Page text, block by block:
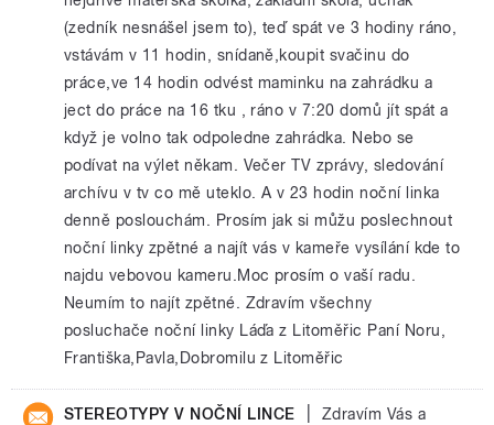
(zedník nesnášel jsem to), teď spát ve 3 hodiny ráno,
vstávám v 11 hodin, snídaně,koupit svačinu do
práce,ve 14 hodin odvést maminku na zahrádku a
ject do práce na 16 tku , ráno v 7:20 domů jít spát a
když je volno tak odpoledne zahrádka. Nebo se
podívat na výlet někam. Večer TV zprávy, sledování
archívu v tv co mě uteklo. A v 23 hodin noční linka
denně poslouchám. Prosím jak si můžu poslechnout
noční linky zpětné a najít vás v kameře vysílání kde to
najdu vebovou kameru.Moc prosím o vaší radu.
Neumím to najít zpětné. Zdravím všechny
posluchače noční linky Láďa z Litoměřic Paní Noru,
Františka,Pavla,Dobromilu z Litoměřic
STEREOTYPY V NOČNÍ LINCE
Zdravím Vás a